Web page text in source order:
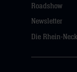
Roadshow
Newsletter
Die Rhein-